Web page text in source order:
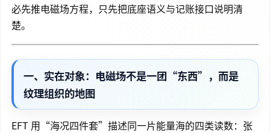
必先推电磁场方程，只先把底座语义与记账接口说明清
楚。
一、实在对象：电磁场不是一团“东西”，而是
纹理组织的地图
EFT 用“海况四件套”描述同一片能量海的四类读数：张